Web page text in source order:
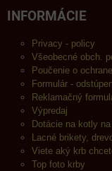
INFORMÁCIE
Privacy - policy
Všeobecné obch.
Poučenie o
Formulár -
Reklamačný
Výpredaj
Dotácie na kotly
Lacné brikety,
Viete aký krb
Top foto krby